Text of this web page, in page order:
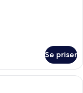
Se priser